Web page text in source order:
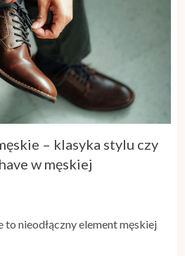
– klasyka stylu czy
w męskiej
to nieodłączny element męskiej